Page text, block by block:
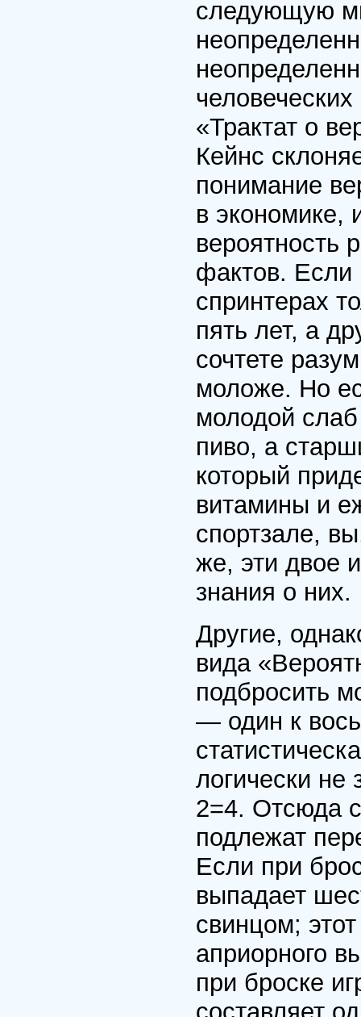
следующую
«Трактат о
Кейнс
понимание
в экономике,
вероятность
фактов. Если
спринтерах
пять лет, а
сочтете
моложе. Но
молодой
пиво, а
который
витамины и
спортзале,
же, эти двое
знания о них.
Другие,
вида
подбросить
— один к
логически не
2=4. Отсюда
подлежат
Если при
выпадает
свинцом;
априорного
при броске